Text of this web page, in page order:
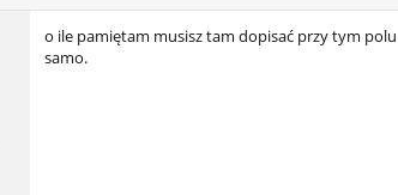
o ile pamiętam musisz tam dopisać przy tym
samo.